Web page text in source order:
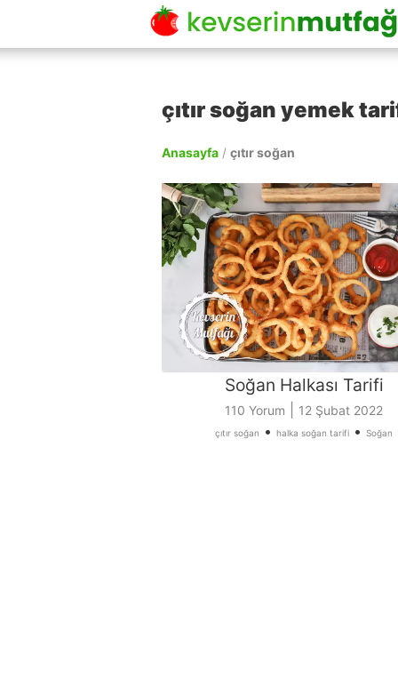
çıtır soğan yemek
Anasayfa / çıtır soğan
Soğan Halkası Tarifi
110 Yorum 12 Şubat 2022
çıtır soğan • halka soğan tarifi • Soğan